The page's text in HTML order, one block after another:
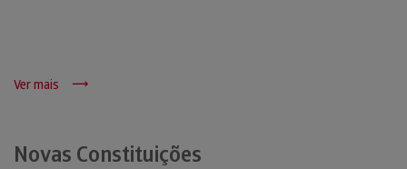
Ver mais
Novas Constituições